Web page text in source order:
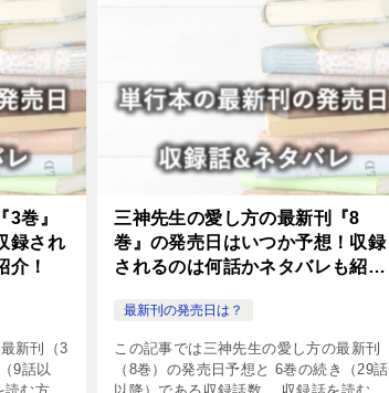
巻』
録され
介！
新刊（3
9話以
三神先生の愛し方の最新刊『8
巻』の発売日はいつか予想！収録
されるのは何話かネタバレも紹
最新刊の発売日は？
この記事では三神先生の愛し方の最新刊
（8巻）の発売日予想と 6巻の続き（29話